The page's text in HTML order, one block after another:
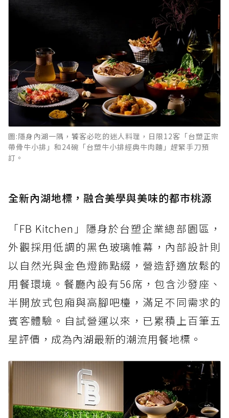
圖:隱身內湖一隅，饕客必吃的迷人料理，日限12客「台塑正宗
帶骨牛小排」和24碗「台塑牛小排經典牛肉麵」趕緊手刀預
訂。
全新內湖地標，融合美學與美味的都市桃源
「FB Kitchen」隱身於台塑企業總部園區，
外觀採用低調的黑色玻璃帷幕，內部設計則
以自然光與金色燈飾點綴，營造舒適放鬆的
用餐環境。餐廳內設有56席，包含沙發座、
半開放式包廂與高腳吧檯，滿足不同需求的
賓客體驗。自試營運以來，已累積上百筆五
星評價，成為內湖最新的潮流用餐地標。